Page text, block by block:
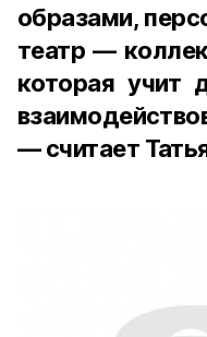
образами,
театр —
которая учит
— считает